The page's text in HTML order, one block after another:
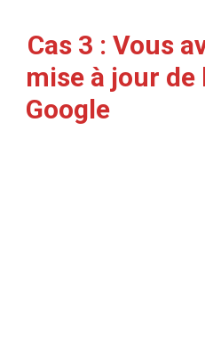
Cas 3 : Vous
mise à jour de
Google